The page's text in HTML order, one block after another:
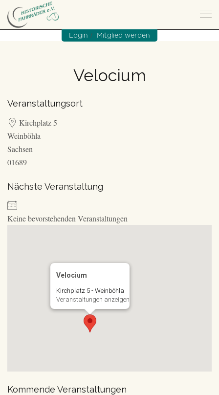
Login / Mitglied werden
Velocium
Veranstaltungsort
Kirchplatz 5
Weinböhla
Sachsen
01689
Nächste Veranstaltung
Keine bevorstehenden Veranstaltungen
Velocium
Kirchplatz 5 - Weinböhla
Veranstaltungen anzeigen
Kommende Veranstaltungen